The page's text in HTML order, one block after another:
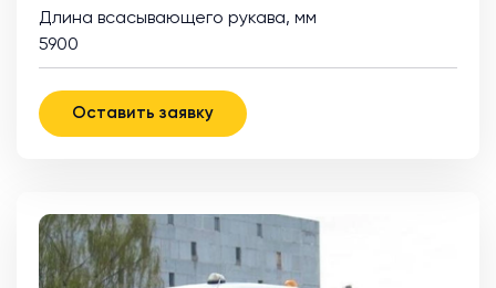
Длина всасывающего рукава, мм
5900
Оставить заявку